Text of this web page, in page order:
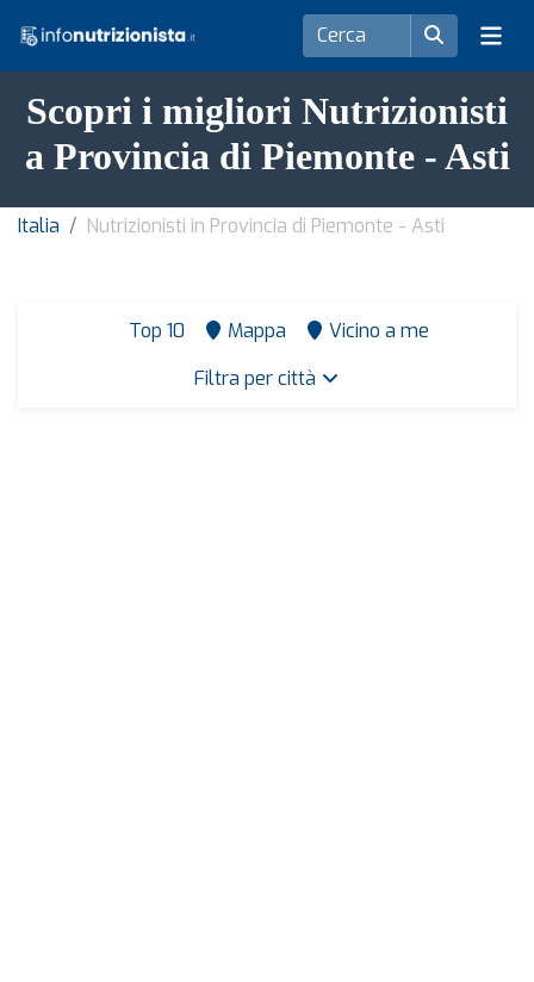
Scopri i migliori Nutrizionisti
a Provincia di Piemonte - Asti
Italia Nutrizionisti in Provincia di Piemonte - Asti
Top 10 Mappa
Vicino a me
Filtra per città